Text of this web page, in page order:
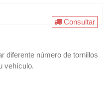
diferente número de tornillos
vehículo.
Consultar